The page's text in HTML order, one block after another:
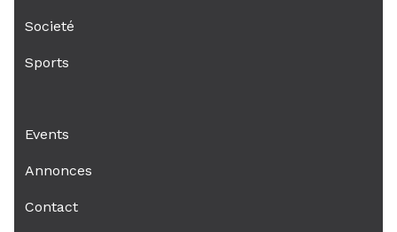
Societé
Sports
Events
Annonces
Contact